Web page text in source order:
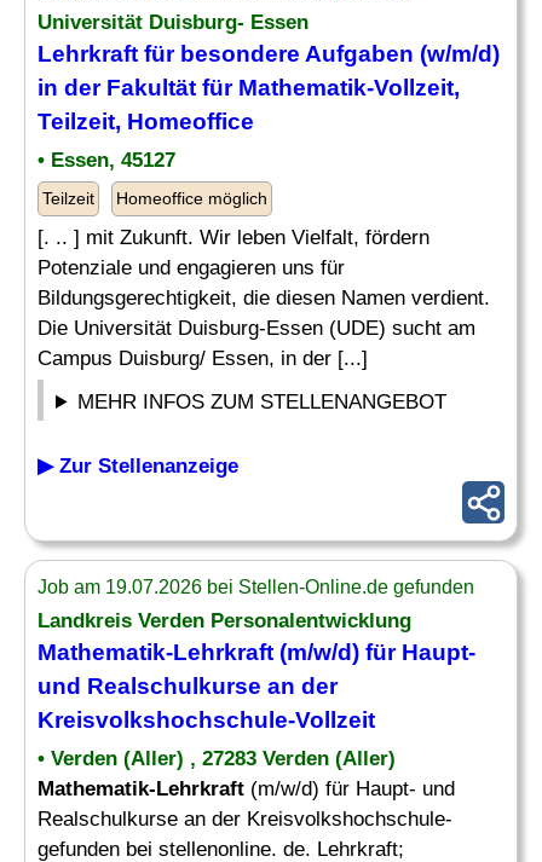
Universität Duisburg- Essen
Lehrkraft für besondere Aufgaben (w/m/d)
in der Fakultät für Mathematik-Vollzeit,
Teilzeit, Homeoffice
• Essen, 45127
Teilzeit Homeoffice möglich
[. .. ] mit Zukunft. Wir leben Vielfalt, fördern
Potenziale und engagieren uns für
Bildungsgerechtigkeit, die diesen Namen verdient.
Die Universität Duisburg-Essen (UDE) sucht am
Campus Duisburg/ Essen, in der [...]
MEHR INFOS ZUM STELLENANGEBOT
▶ Zur Stellenanzeige
Job am 19.07.2026 bei Stellen-Online.de gefunden
Landkreis Verden Personalentwicklung
Mathematik-Lehrkraft (m/w/d) für Haupt-
und Realschulkurse an der
Kreisvolkshochschule-Vollzeit
• Verden (Aller) , 27283 Verden (Aller)
Mathematik-Lehrkraft (m/w/d) für Haupt- und
Realschulkurse an der Kreisvolkshochschule-
gefunden bei stellenonline. de. Lehrkraft;